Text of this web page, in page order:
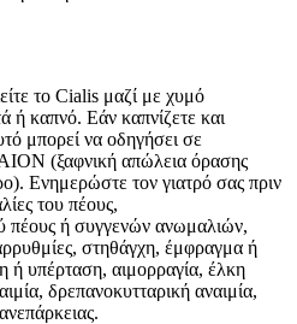
το Cialis μαζί με χυμό
ή καπνό. Εάν καπνίζετε και
μπορεί να οδηγήσει σε
(ξαφνική απώλεια όρασης
Ενημερώστε τον γιατρό σας πριν
του πέους,
πέους ή συγγενών ανωμαλιών,
στηθάγχη, έμφραγμα ή
ή υπέρταση, αιμορραγία, έλκη
δρεπανοκυτταρική αναιμία,